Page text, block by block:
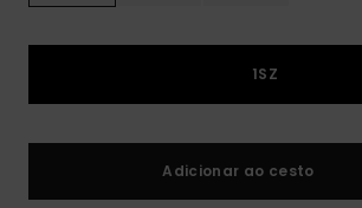
1SZ
Adicionar ao cesto